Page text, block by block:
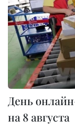
День
на 8 августа